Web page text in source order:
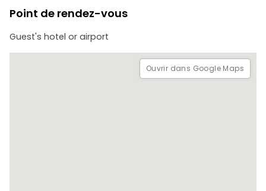
Point de rendez-vous
Guest's hotel or airport
Ouvrir dans Google Maps